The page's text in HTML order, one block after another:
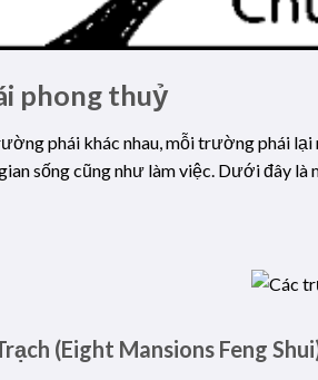
phong thuỷ
phái khác nhau, mỗi trường phái
sống cũng như làm việc. Dưới đây
(Eight Mansions Feng